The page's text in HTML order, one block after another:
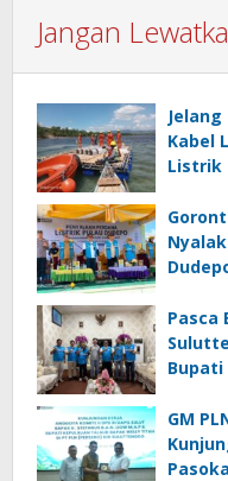
Jangan
Kabel
Listrik
Pasca
Bupati
GM